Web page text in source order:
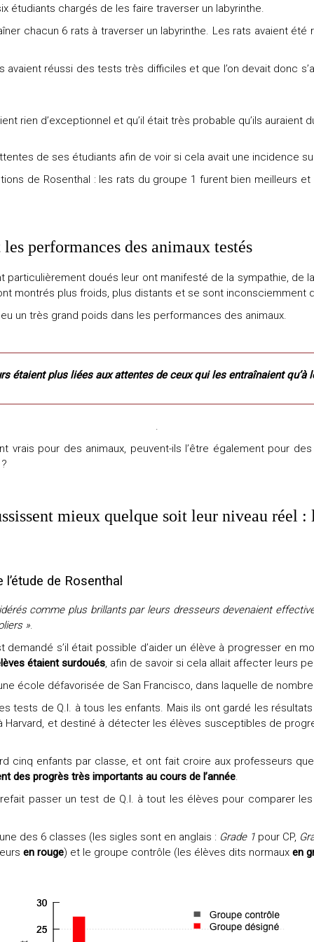
étudiants chargés de les faire traverser un labyrinthe.
chacun 6 rats à traverser un labyrinthe. Les rats avaient
avaient réussi des tests très difficiles et que l’on devait donc
rien d’exceptionnel et qu’il était très probable qu’ils auraient
de ses étudiants afin de voir si cela avait une incidence
de Rosenthal : les rats du groupe 1 furent bien meilleurs
performances des animaux testés
doués leur ont manifesté de la sympathie, de la
montrés plus froids, plus distants et se sont inconsciemment
un très grand poids dans les performances des animaux.
étaient plus liées aux attentes de ceuxqui les entraînaient qu’à
.
vrais pour des animaux, peuvent-ils l’être également pour
mieux quelque soit leur niveau réel :
de Rosenthal
comme plus brillants par leurs dresseurs devenaient
».
demandé s’il était possible d’aider un élève à progresser en
étaientsurdoués, afin de savoir si cela allait affecter leurs
école défavorisée de San Francisco, dans laquelle de
tests de Q.I. à tous les enfants. Mais ils ont gardé les
Harvard, et destiné à détecter les élèves susceptibles de
cinq enfants par classe, et ont fait croire aux professeurs
des progrès très importants au cours de l’année.
refait passer untest de Q.I. à tout les élèves pour comparer
des 6 classes (les sigles sont en anglais : Grade 1 pour CP,
en rouge) et le groupe contrôle (les élèves dits normaux en